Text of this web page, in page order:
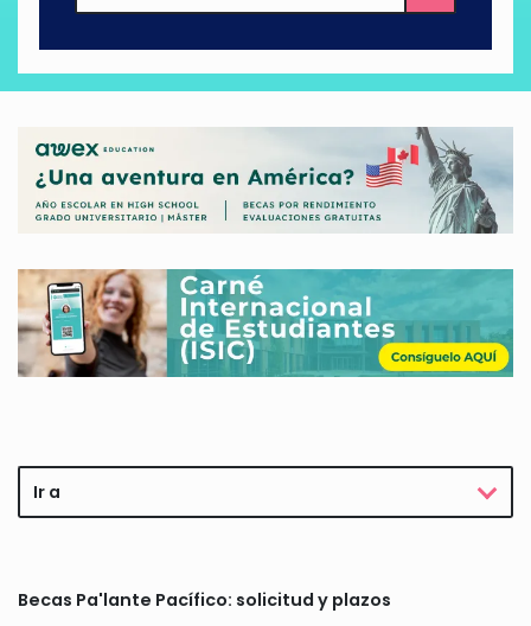
Ir a
Becas Pa'lante Pacífico: solicitud y plazos